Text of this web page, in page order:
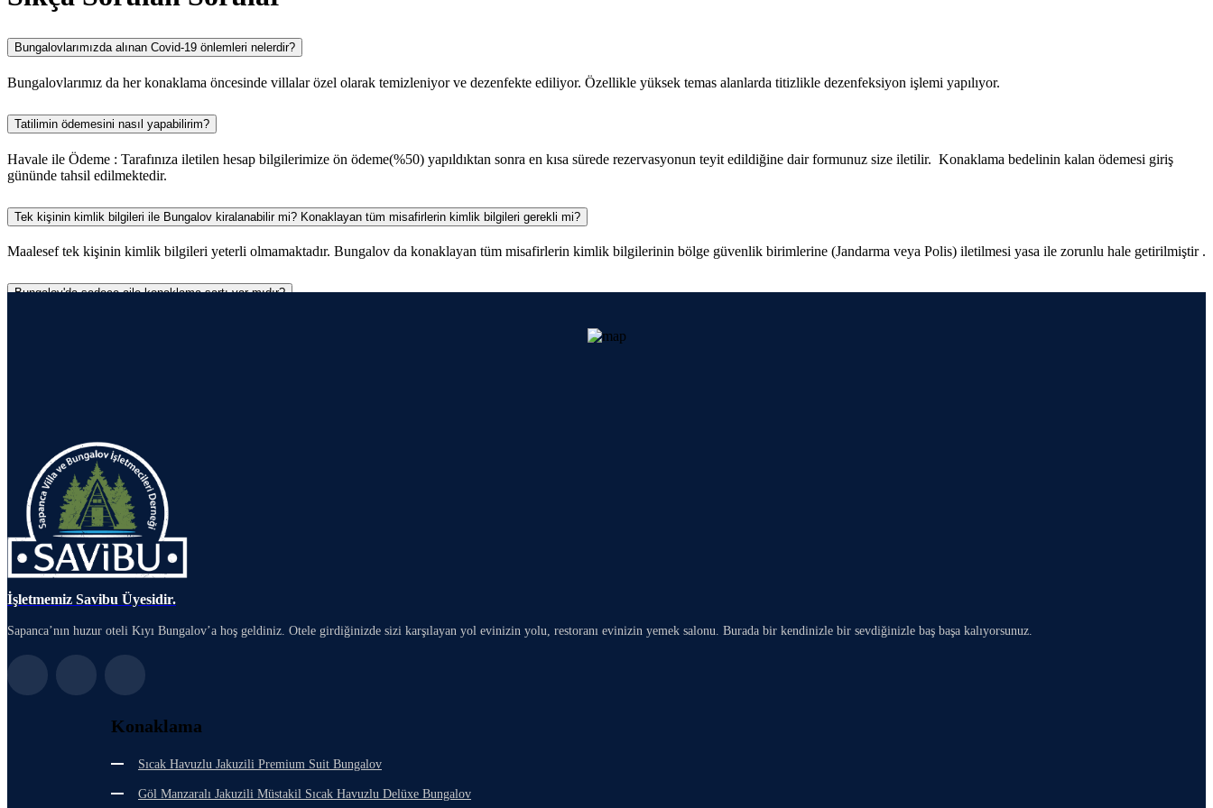
Bungalovlarımızda alınan Covid-19 önlemleri nelerdir?
Bungalovlarımız da her konaklama öncesinde villalar özel olarak temizleniyor ve dezenfekte ediliyor. Özellikle yüksek temas alanlarda titizlikle dezenfeksiyon işlemi yapılıyor.
Tatilimin ödemesini nasıl yapabilirim?
Havale ile Ödeme : Tarafınıza iletilen hesap bilgilerimize ön ödeme(%50) yapıldıktan sonra en kısa sürede rezervasyonun teyit edildiğine dair formunuz size iletilir. Konaklama bedelinin kalan ödemesi giriş
gününde tahsil edilmektedir.
Tek kişinin kimlik bilgileri ile Bungalov kiralanabilir mi? Konaklayan tüm misafirlerin kimlik bilgileri gerekli mi?
Maalesef tek kişinin kimlik bilgileri yeterli olmamaktadır. Bungalov da konaklayan tüm misafirlerin kimlik bilgilerinin bölge güvenlik birimlerine (Jandarma veya Polis) iletilmesi yasa ile zorunlu hale getirilmiştir .
Bungalov'da sadece aile konaklama şartı var mıdır?
Bungalovlarımız da hem aile hem arkadaş grubu konaklama kabul edilmektedir. Sadece aile konaklama şartı bulunmamaktadır.
İşletmemiz Savibu Üyesidir.
Sapanca’nın huzur oteli Kıyı Bungalov’a hoş geldiniz. Otele girdiğinizde sizi karşılayan yol evinizin yolu, restoranı evinizin yemek salonu. Burada bir kendinizle bir sevdiğinizle baş başa kalıyorsunuz.
Konaklama
Sıcak Havuzlu Jakuzili Premium Suit Bungalov
Göl Manzaralı Jakuzili Müstakil Sıcak Havuzlu Delüxe Bungalov